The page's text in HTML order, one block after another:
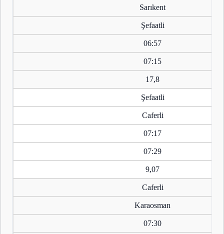
Sarıkent
Şefaatli
06:57
07:15
17,8
Şefaatli
Caferli
07:17
07:29
9,07
Caferli
Karaosman
07:30